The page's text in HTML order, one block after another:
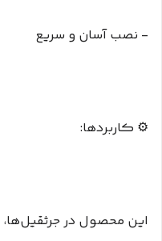
- نصب آسان و سریع
⚙️ کاربردها:
این محصول در جرثقیل‌ها،